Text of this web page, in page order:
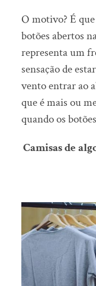
O motivo? É
botões abertos
representa um
sensação de
vento entrar ao
que é mais ou
quando os
Camisas de